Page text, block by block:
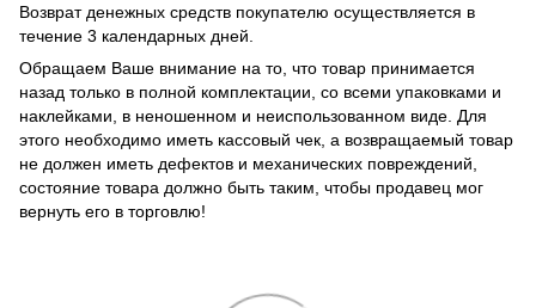
Возврат денежных средств покупателю осуществляется в
течение 3 календарных дней.
Обращаем Ваше внимание на то, что товар принимается
назад только в полной комплектации, со всеми упаковками и
наклейками, в неношенном и неиспользованном виде. Для
этого необходимо иметь кассовый чек, а возвращаемый товар
не должен иметь дефектов и механических повреждений,
состояние товара должно быть таким, чтобы продавец мог
вернуть его в торговлю!